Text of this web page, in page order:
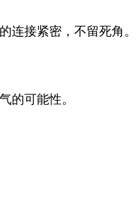
连接紧密，不留死角。
的可能性。